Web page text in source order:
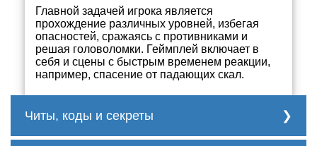
Главной задачей игрока является
прохождение различных уровней, избегая
опасностей, сражаясь с противниками и
решая головоломки. Геймплей включает в
себя и сцены с быстрым временем реакции,
например, спасение от падающих скал.
Читы, коды и секреты